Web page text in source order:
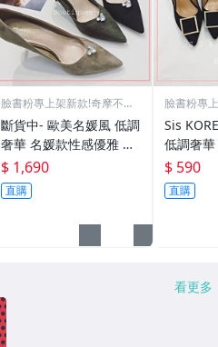
臉書粉專上架新款!奇摩不再
斷貨中- 歐美名媛風 低調
奢華 名媛款性感優雅 細
高跟韓國設計 氣質簡約
韓系尖頭高跟鞋
$ 1,690
直購
臉書粉專
Sis
低調奢
雅 黑色
計 通勤
感
$ 590
直購
看更多